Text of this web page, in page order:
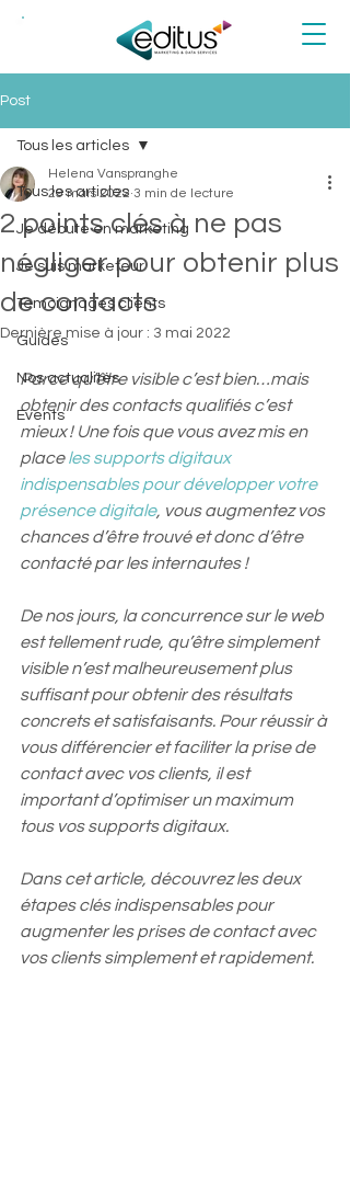
Post
Tous les articles
Je débute en marketing
Je suis marketeur
Témoignages clients
Guides
Nos actualités
Events
Tous les articles
2 points clés à ne pas
négliger pour obtenir plus
de contacts
Helena Vanspranghe
29 mars 2022 3 min de lecture
Dernière mise à jour : 3 mai 2022
Parce qu’être visible c’est bien…mais
obtenir des contacts qualifiés c’est
mieux ! Une fois que vous avez mis en
place les supports digitaux
indispensables pour développer votre
présence digitale, vous augmentez vos
chances d’être trouvé et donc d’être
contacté par les internautes !
De nos jours, la concurrence sur le web
est tellement rude, qu’être simplement
visible n’est malheureusement plus
suffisant pour obtenir des résultats
concrets et satisfaisants. Pour réussir à
vous différencier et faciliter la prise de
contact avec vos clients, il est
important d’optimiser un maximum
tous vos supports digitaux.
Dans cet article, découvrez les deux
étapes clés indispensables pour
augmenter les prises de contact avec
vos clients simplement et rapidement.